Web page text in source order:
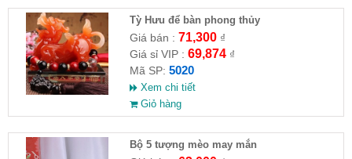
Tỳ Hưu để bàn phong thủy
Giá bán : 71,300₫
Giá sỉ VIP : 69,874₫
Mã SP: 5020
Xem chi tiết
Giỏ hàng
Bộ 5 tượng mèo may mắn